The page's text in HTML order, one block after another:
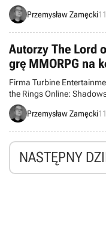
31 maja. Został on
NPD zajmującą się
Przemysław Zamęcki
Autorzy The Lord
grę MMORPG na
Firma Turbine
the Rings Online:
Stormreach Online
skierowane do
Przemysław Zamęcki
NASTĘPNY